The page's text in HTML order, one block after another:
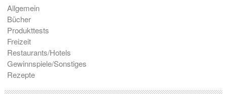
Allgemein
Bücher
Produkttests
Freizeit
Restaurants/Hotels
Gewinnspiele/Sonstiges
Rezepte